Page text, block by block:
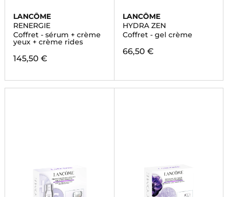
LANCÔME
RENERGIE
Coffret - sérum + crème
yeux + crème rides
145,50 €
LANCÔME
HYDRA ZEN
Coffret - gel crème
66,50 €